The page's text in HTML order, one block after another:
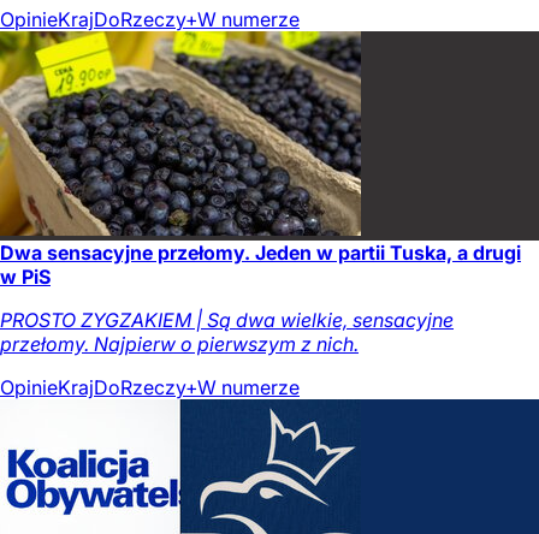
OpinieKrajDoRzeczy+W numerze
Dwa sensacyjne przełomy. Jeden w partii Tuska, a drugi
w PiS
PROSTO ZYGZAKIEM | Są dwa wielkie, sensacyjne
przełomy. Najpierw o pierwszym z nich.
OpinieKrajDoRzeczy+W numerze